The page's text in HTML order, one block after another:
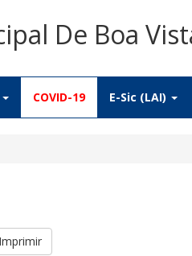
De Boa
COVID-19 E-Sic (LAI)
Imprimir